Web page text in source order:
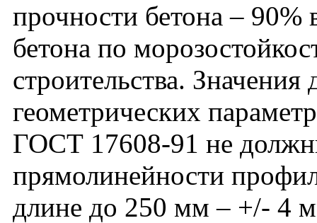
прочности бетона – 90%
бетона по
строительства.
геометрических
ГОСТ 17608-91 не
прямолинейности
длине до 250 мм – +/- 4